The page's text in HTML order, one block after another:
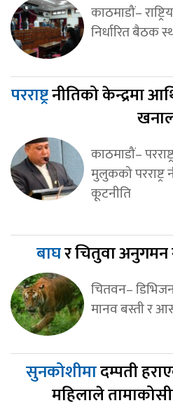
काठमाडौं–
निर्धारित बैठक
परराष्ट्रनीतिको केन्द्रमा
काठमाडौं–
मुलुकको परराष्ट्र
कूटनीति
बाघर चितुवा अनुगमन
चितवन–
मानव बस्ती र
सुनकोशीमादम्पती
महिलाले